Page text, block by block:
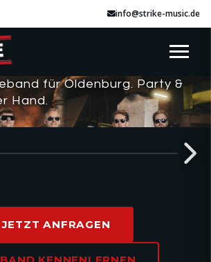
info@strike-music.de
für Oldenburg. Party &
Hand.
JETZT ANFRAGEN